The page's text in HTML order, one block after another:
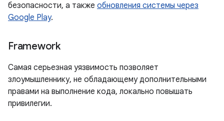
безопасности, а также обновления системы через
Google Play.
Framework
Самая серьезная уязвимость позволяет
злоумышленнику, не обладающему дополнительными
правами на выполнение кода, локально повышать
привилегии.